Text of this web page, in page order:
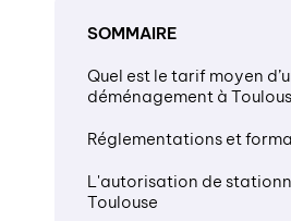
SOMMAIRE
Quel est le tarif moyen
déménagement à
Réglementations et
L'autorisation de
Toulouse